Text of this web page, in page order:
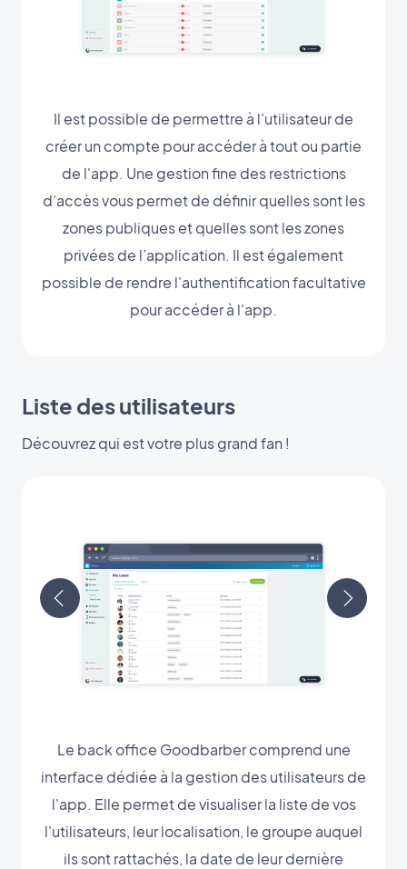
Il est possible de permettre à l'utilisateur de
créer un compte pour accéder à tout ou partie
de l'app. Une gestion fine des restrictions
d’accès vous permet de définir quelles sont les
zones publiques et quelles sont les zones
privées de l’application. Il est également
possible de rendre l'authentification facultative
pour accéder à l'app.
Liste des utilisateurs
Découvrez qui est votre plus grand fan !
Le back office Goodbarber comprend une
interface dédiée à la gestion des utilisateurs de
l'app. Elle permet de visualiser la liste de vos
l'utilisateurs, leur localisation, le groupe auquel
ils sont rattachés, la date de leur dernière